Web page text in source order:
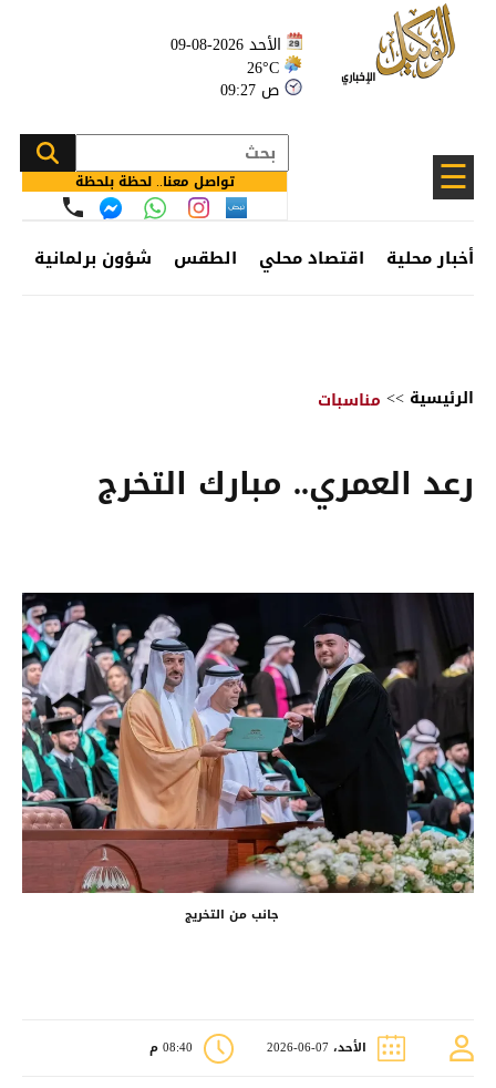
الأحد 2026-08-09
26°C
09:27 ص
☰ تواصل معنا.. لحظة بلحظة
أخبار محلية اقتصاد محلي الطقس شؤون برلمانية
الرئيسية >> مناسبات
رعد العمري.. مبارك التخرج
جانب من التخريج
الأحد، 07-06-2026 08:40 م